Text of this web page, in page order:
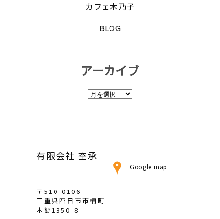
カフェ木乃子
BLOG
アーカイブ
ア
有限会社 杢承
Google map
〒510-0106
三重県四日市市楠町
本郷1350-8